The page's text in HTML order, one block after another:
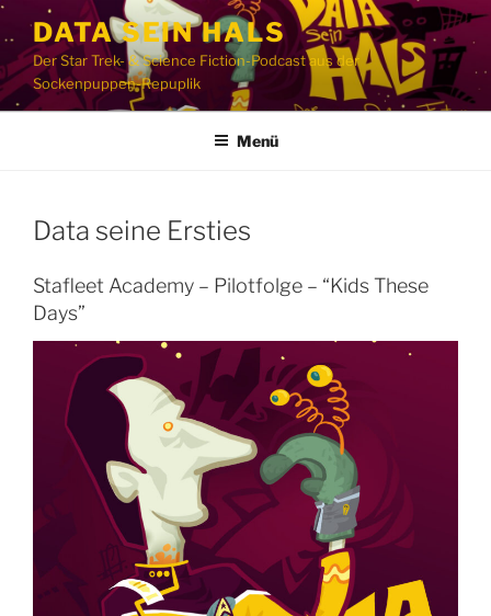
Zum
Inhalt
springen
DATA SEIN HALS
Der Star Trek- & Science Fiction-Podcast aus der
Sockenpuppen-Repuplik
Menü
Data seine Ersties
Stafleet Academy – Pilotfolge – “Kids These
Days”